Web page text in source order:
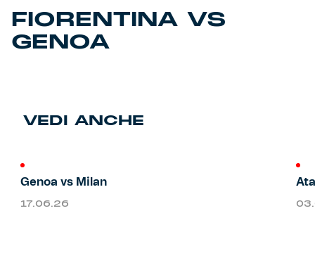
Kombat XXV
Rappresentanza
FIORENTINA VS
GENOA
VEDI ANCHE
Genoa vs Milan
17.06.26